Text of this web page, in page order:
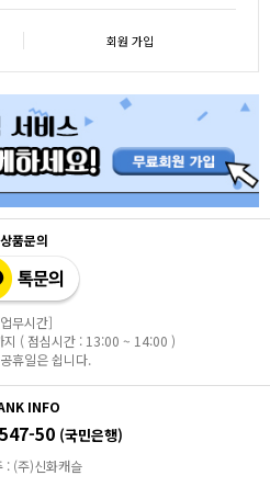
회원 가입
상품문의
무시간]
( 점심시간 : 13:00 ~ 14:00 )
휴일은 쉽니다.
INFO
50 (국민은행)
: (주)신화캐슬